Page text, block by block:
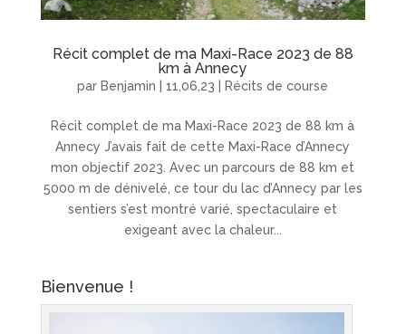
Récit complet de ma Maxi-Race 2023 de 88
km à Annecy
par Benjamin |11,06,23 Récits de course
Récit complet de ma Maxi-Race 2023 de 88 km à
Annecy J’avais fait de cette Maxi-Race d’Annecy
mon objectif 2023. Avec un parcours de 88 km et
5000 m de dénivelé, ce tour du lac d’Annecy par les
sentiers s’est montré varié, spectaculaire et
exigeant avec la chaleur...
Bienvenue !